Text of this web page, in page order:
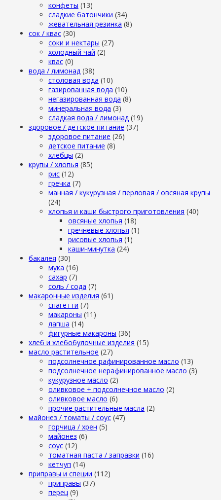
конфеты (13)
сладкие батончики (34)
жевательная резинка (8)
сок / квас (30)
соки и нектары (27)
холодный чай (2)
квас (0)
вода / лимонад (38)
столовая вода (10)
газированная вода (10)
негазированная вода (8)
минеральная вода (3)
сладкая вода / лимонад (19)
здоровое / детское питание (37)
здоровое питание (26)
детское питание (8)
хлебцы (2)
крупы / хлопья (85)
рис (12)
гречка (7)
манная / кукурузная / перловая / овсяная крупы
(24)
хлопья и каши быстрого приготовления (40)
овсяные хлопья (18)
гречневые хлопья (1)
рисовые хлопья (1)
каши-минутка (24)
бакалея (30)
мука (16)
сахар (7)
cоль / cода (7)
макаронные изделия (61)
cпагетти (7)
макароны (11)
лапша (14)
фигурные макароны (36)
хлеб и хлебобулочные изделия (15)
масло растительное (27)
подсолнечное рафинированное масло (13)
подсолнечное нерафинированное масло (3)
кукурузное масло (2)
оливковое + подсолнечное масло (2)
оливковое масло (6)
прочие растительные масла (2)
майонез / томаты / соус (47)
горчица / хрен (5)
майонез (6)
соус (12)
томатная паста / заправки (16)
кетчуп (14)
приправы и специи (112)
приправы (37)
перец (9)